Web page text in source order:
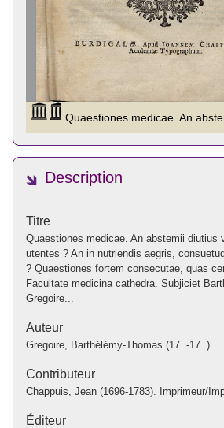
Description
Titre
Quaestiones medicae. An abstemii diutius
utentes ? An in nutriendis aegris,
? Quaestiones fortem consecutae, quas
Facultate medicina cathedra. Subjiciet
Gregoire...
Auteur
Gregoire, Barthélémy-Thomas (17..-17..)
Contributeur
Chappuis, Jean (1696-1783). Imprimeur/
Éditeur